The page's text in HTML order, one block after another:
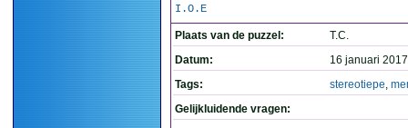
I.O.E
Plaats van de puzzel:
T.C.
Datum:
16 januari
Tags:
stereotiepe,
Gelijkluidende vragen: